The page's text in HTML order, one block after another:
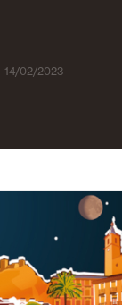
14/02/2023